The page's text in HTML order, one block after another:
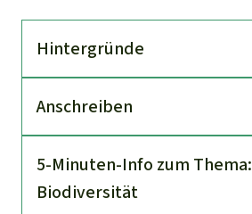
Hinter­gründe
An­schreiben
5-Minuten-Info zum Thema:
Biodiversität